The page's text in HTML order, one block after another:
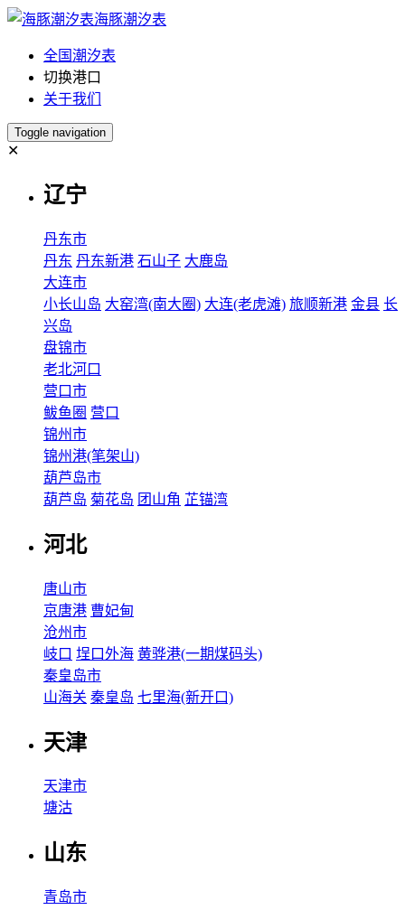
海豚潮汐表
全国潮汐表
切换港口
关于我们
Toggle navigation
✕
辽宁
丹东市
丹东 丹东新港 石山子 大鹿岛
大连市
小长山岛 大窑湾(南大圈) 大连(老虎滩) 旅顺新港 金县 长
兴岛
盘锦市
老北河口
营口市
鲅鱼圈 营口
锦州市
锦州港(笔架山)
葫芦岛市
葫芦岛 菊花岛 团山角 芷锚湾
河北
唐山市
京唐港 曹妃甸
沧州市
岐口 埕口外海 黄骅港(一期煤码头)
秦皇岛市
山海关 秦皇岛 七里海(新开口)
天津
天津市
塘沽
山东
青岛市